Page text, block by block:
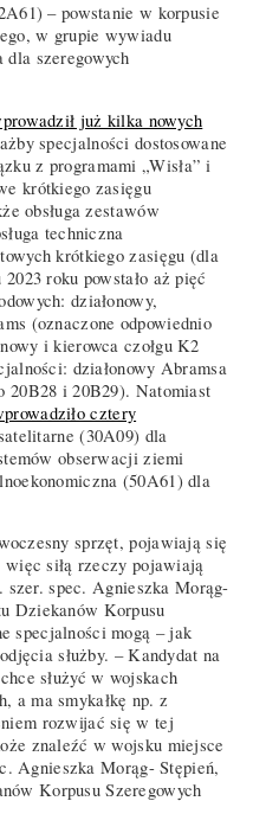
– powstanie w korpusie
w grupie wywiadu
dla szeregowych
już kilka nowych
specjalności dostosowane
z programami „Wisła” i
krótkiego zasięgu
obsługa zestawów
techniczna
krótkiego zasięgu (dla
roku powstało aż pięć
działonowy,
(oznaczone odpowiednio
i kierowca czołgu K2
działonowy Abramsa
20B28 i 20B29). Natomiast
cztery
(30A09) dla
obserwacji ziemi
(50A61) dla
sprzęt, pojawiają się
więc siłą rzeczy pojawiają
spec. Agnieszka Morąg-
Dziekanów Korpusu
specjalności mogą – jak
służby. – Kandydat na
służyć w wojskach
a ma smykałkę np. z
rozwijać się w tej
znaleźć w wojsku miejsce
Agnieszka Morąg- Stępień,
Korpusu Szeregowych